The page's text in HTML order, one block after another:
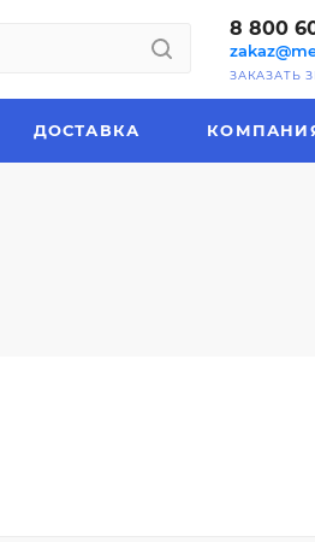
8 800
ЗАКАЗАТЬ
ДОСТАВКА